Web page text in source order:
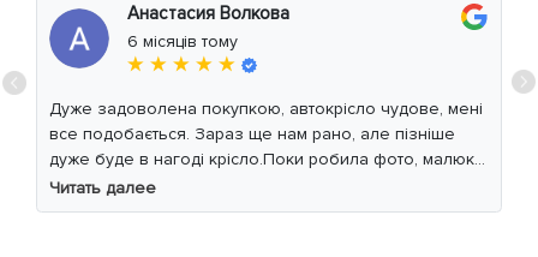
Анастасия Волкова
6 місяців тому
★ ★ ★ ★ ★
Дуже задоволена покупкою, автокрісло чудове, мені
все подобається. Зараз ще нам рано, але пізніше
дуже буде в нагоді крісло.Поки робила фото, малюк
уважно читав інструкцію 😁
Читать далее